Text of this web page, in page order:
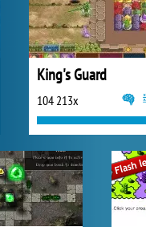
King's Guard
104 213x